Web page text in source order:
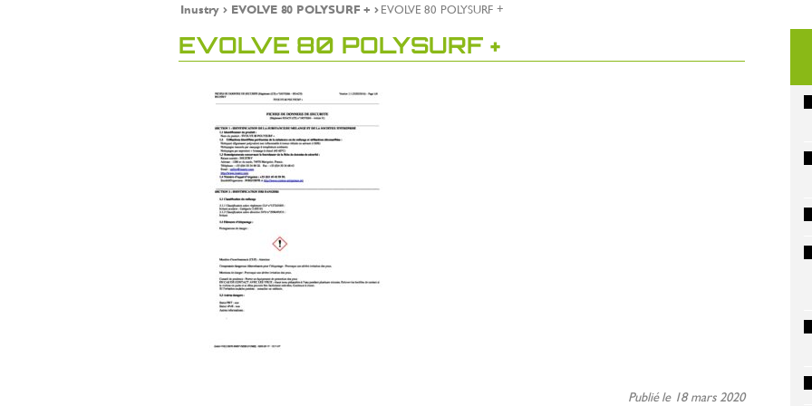
Inustry EVOLVE 80 POLYSURF + EVOLVE 80 POLYSURF +
EVOLVE 80 POLYSURF +
Publié le 18 mars 2020